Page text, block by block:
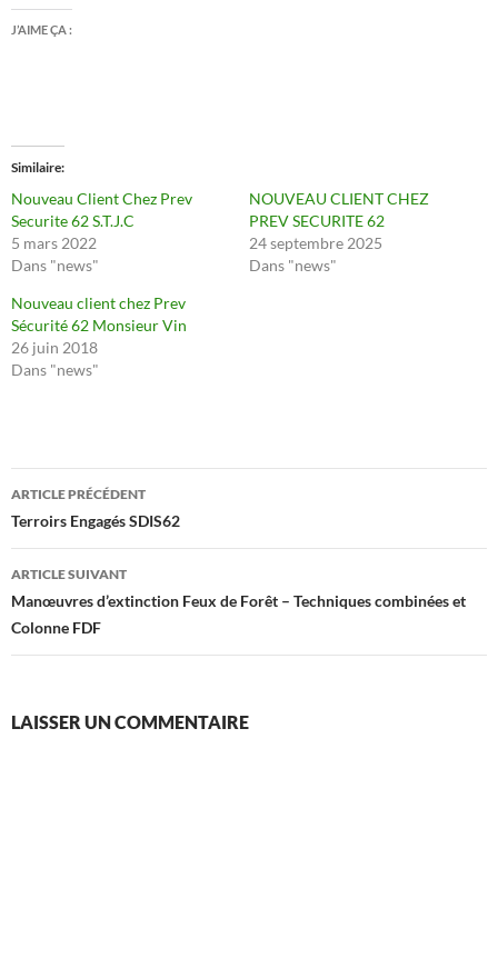
J’AIME ÇA :
Similaire
Nouveau Client Chez Prev
Securite 62 S.T.J.C
5 mars 2022
Dans "news"
NOUVEAU CLIENT CHEZ
PREV SECURITE 62
24 septembre 2025
Dans "news"
Nouveau client chez Prev
Sécurité 62 Monsieur Vin
26 juin 2018
Dans "news"
Navigation
des
articles
ARTICLE PRÉCÉDENT
Terroirs Engagés SDIS62
ARTICLE SUIVANT
Manœuvres d’extinction Feux de Forêt – Techniques combinées et
Colonne FDF
LAISSER UN COMMENTAIRE